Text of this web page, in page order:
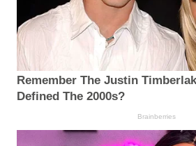
Remember The Justin
Defined The 2000s?
Brainberries